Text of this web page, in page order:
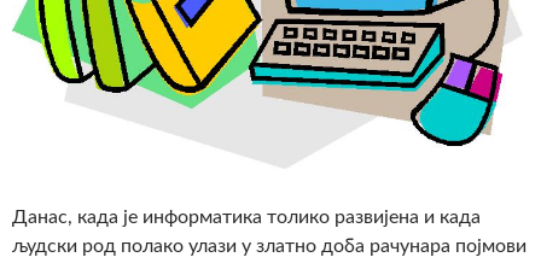
Данас, када је информатика толико развијена и када
људски род полако улази у златно доба рачунара појмови